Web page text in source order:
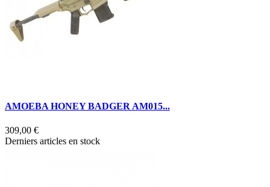
AMOEBA HONEY BADGER AM015...
309,00 €
Derniers articles en stock